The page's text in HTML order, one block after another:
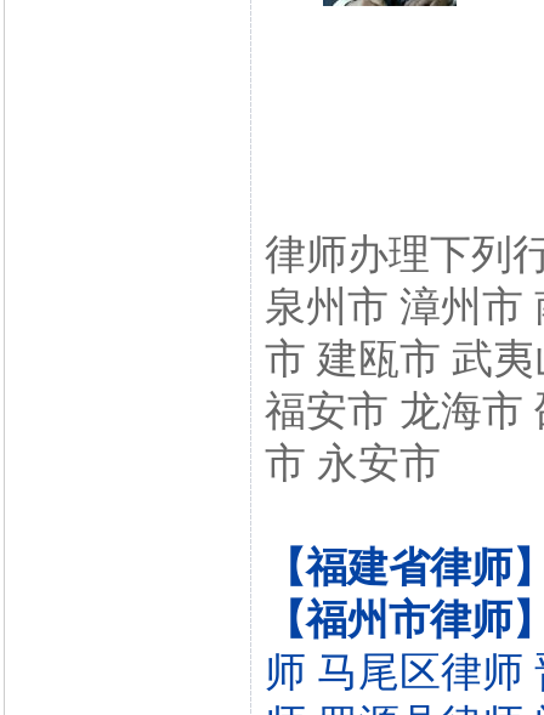
律师办理下列
泉州市 漳州市
市 建瓯市 武
福安市 龙海市
市 永安市
【福建省律师
【福州市律师
师 马尾区律师